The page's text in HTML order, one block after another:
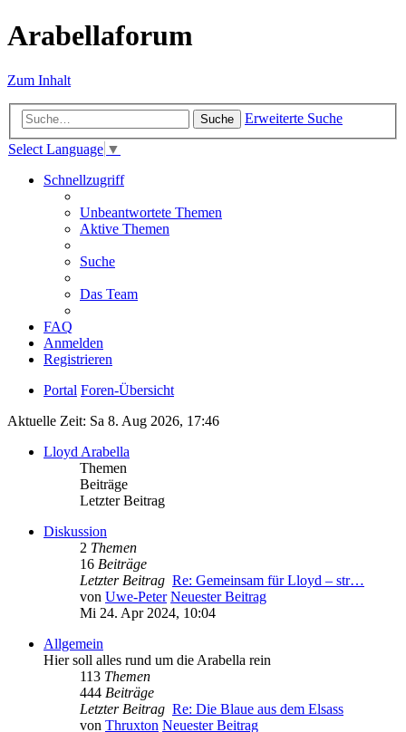
Arabellaforum
Zum Inhalt
Suche
Erweiterte Suche
Select Language ▼
Schnellzugriff
Unbeantwortete Themen
Aktive Themen
Suche
Das Team
FAQ
Anmelden
Registrieren
Portal Foren-Übersicht
Aktuelle Zeit: Sa 8. Aug 2026, 17:46
Lloyd Arabella
Themen
Beiträge
Letzter Beitrag
Diskussion
2 Themen
16 Beiträge
Letzter Beitrag Re: Gemeinsam für Lloyd – str…
von Uwe-Peter Neuester Beitrag
Mi 24. Apr 2024, 10:04
Allgemein
Hier soll alles rund um die Arabella rein
113 Themen
444 Beiträge
Letzter Beitrag Re: Die Blaue aus dem Elsass
von Thruxton Neuester Beitrag